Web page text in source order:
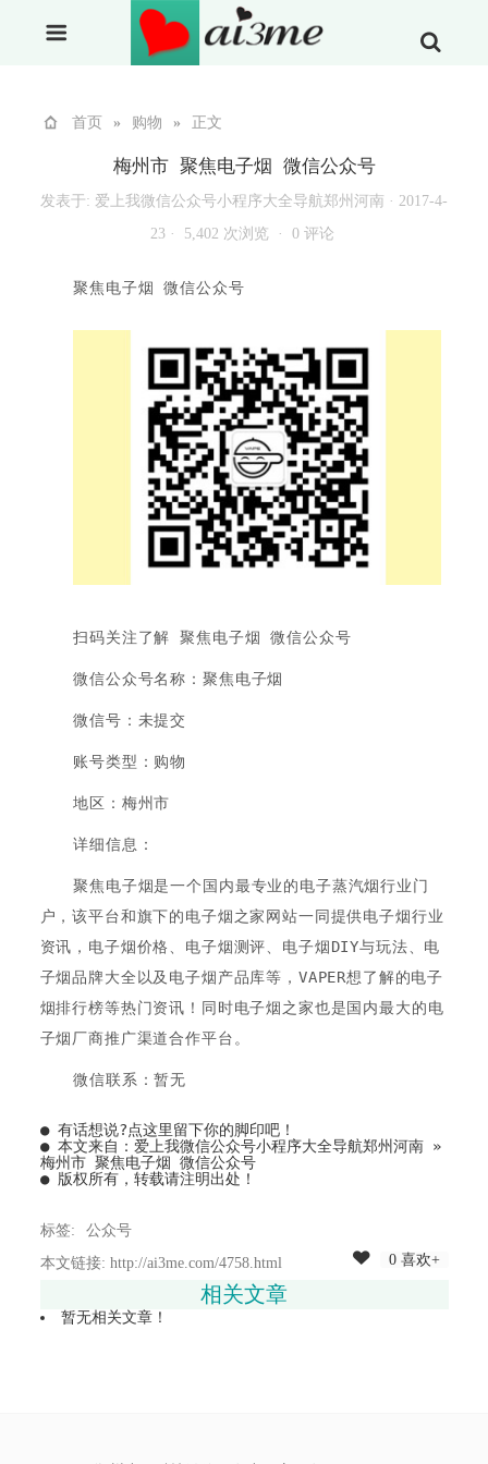
首页 » 购物 » 正文
梅州市 聚焦电子烟 微信公众号
发表于: 爱上我微信公众号小程序大全导航郑州河南 · 2017-4-
23 ·
5,402 次浏览 · 0 评论
聚焦电子烟 微信公众号
扫码关注了解 聚焦电子烟 微信公众号
微信公众号名称：聚焦电子烟
微信号：未提交
账号类型：购物
地区：梅州市
详细信息：
聚焦电子烟是一个国内最专业的电子蒸汽烟行业门
户，该平台和旗下的电子烟之家网站一同提供电子烟行业
资讯，电子烟价格、电子烟测评、电子烟DIY与玩法、电
子烟品牌大全以及电子烟产品库等，VAPER想了解的电子
烟排行榜等热门资讯！同时电子烟之家也是国内最大的电
子烟厂商推广渠道合作平台。
微信联系：暂无
● 有话想说?点这里留下你的脚印吧！
● 本文来自： 爱上我微信公众号小程序大全导航郑州河南»
梅州市 聚焦电子烟 微信公众号
● 版权所有，转载请注明出处！
标签:
公众号
本文链接: http://ai3me.com/4758.html
0 喜欢+
相关文章
暂无相关文章！